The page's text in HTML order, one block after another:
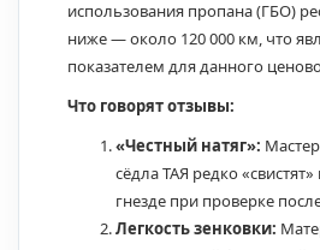
использования пропана (ГБО)
ниже — около 120 000 км, что
показателем для данного
Что говорят отзывы:
«Честный натяг»:
сёдла ТАЯ редко
гнезде при проверке
Легкость зенковки: